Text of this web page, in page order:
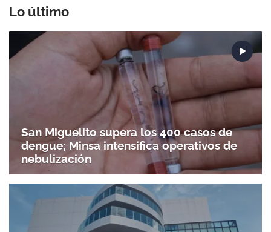
Lo último
San Miguelito supera los 400 casos de
dengue; Minsa intensifica operativos de
nebulización